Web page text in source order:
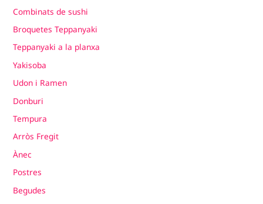
Combinats de sushi
Broquetes Teppanyaki
Teppanyaki a la planxa
Yakisoba
Udon i Ramen
Donburi
Tempura
Arròs Fregit
Ànec
Postres
Begudes